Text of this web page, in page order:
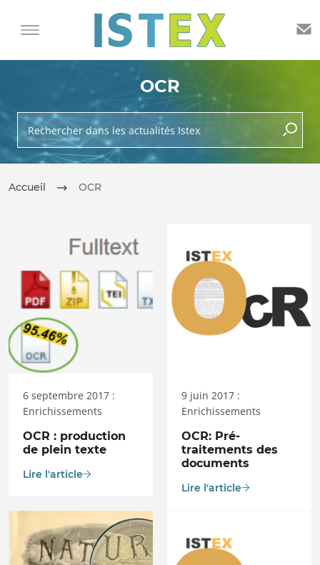
OCR
Rechercher dans les actualités Istex
lancer
Accueil OCR
6 septembre 2017 :
Enrichissements
OCR : production
de plein texte
Lire l'article
9 juin 2017 :
Enrichissements
OCR: Pré-
traitements des
documents
Lire l'article